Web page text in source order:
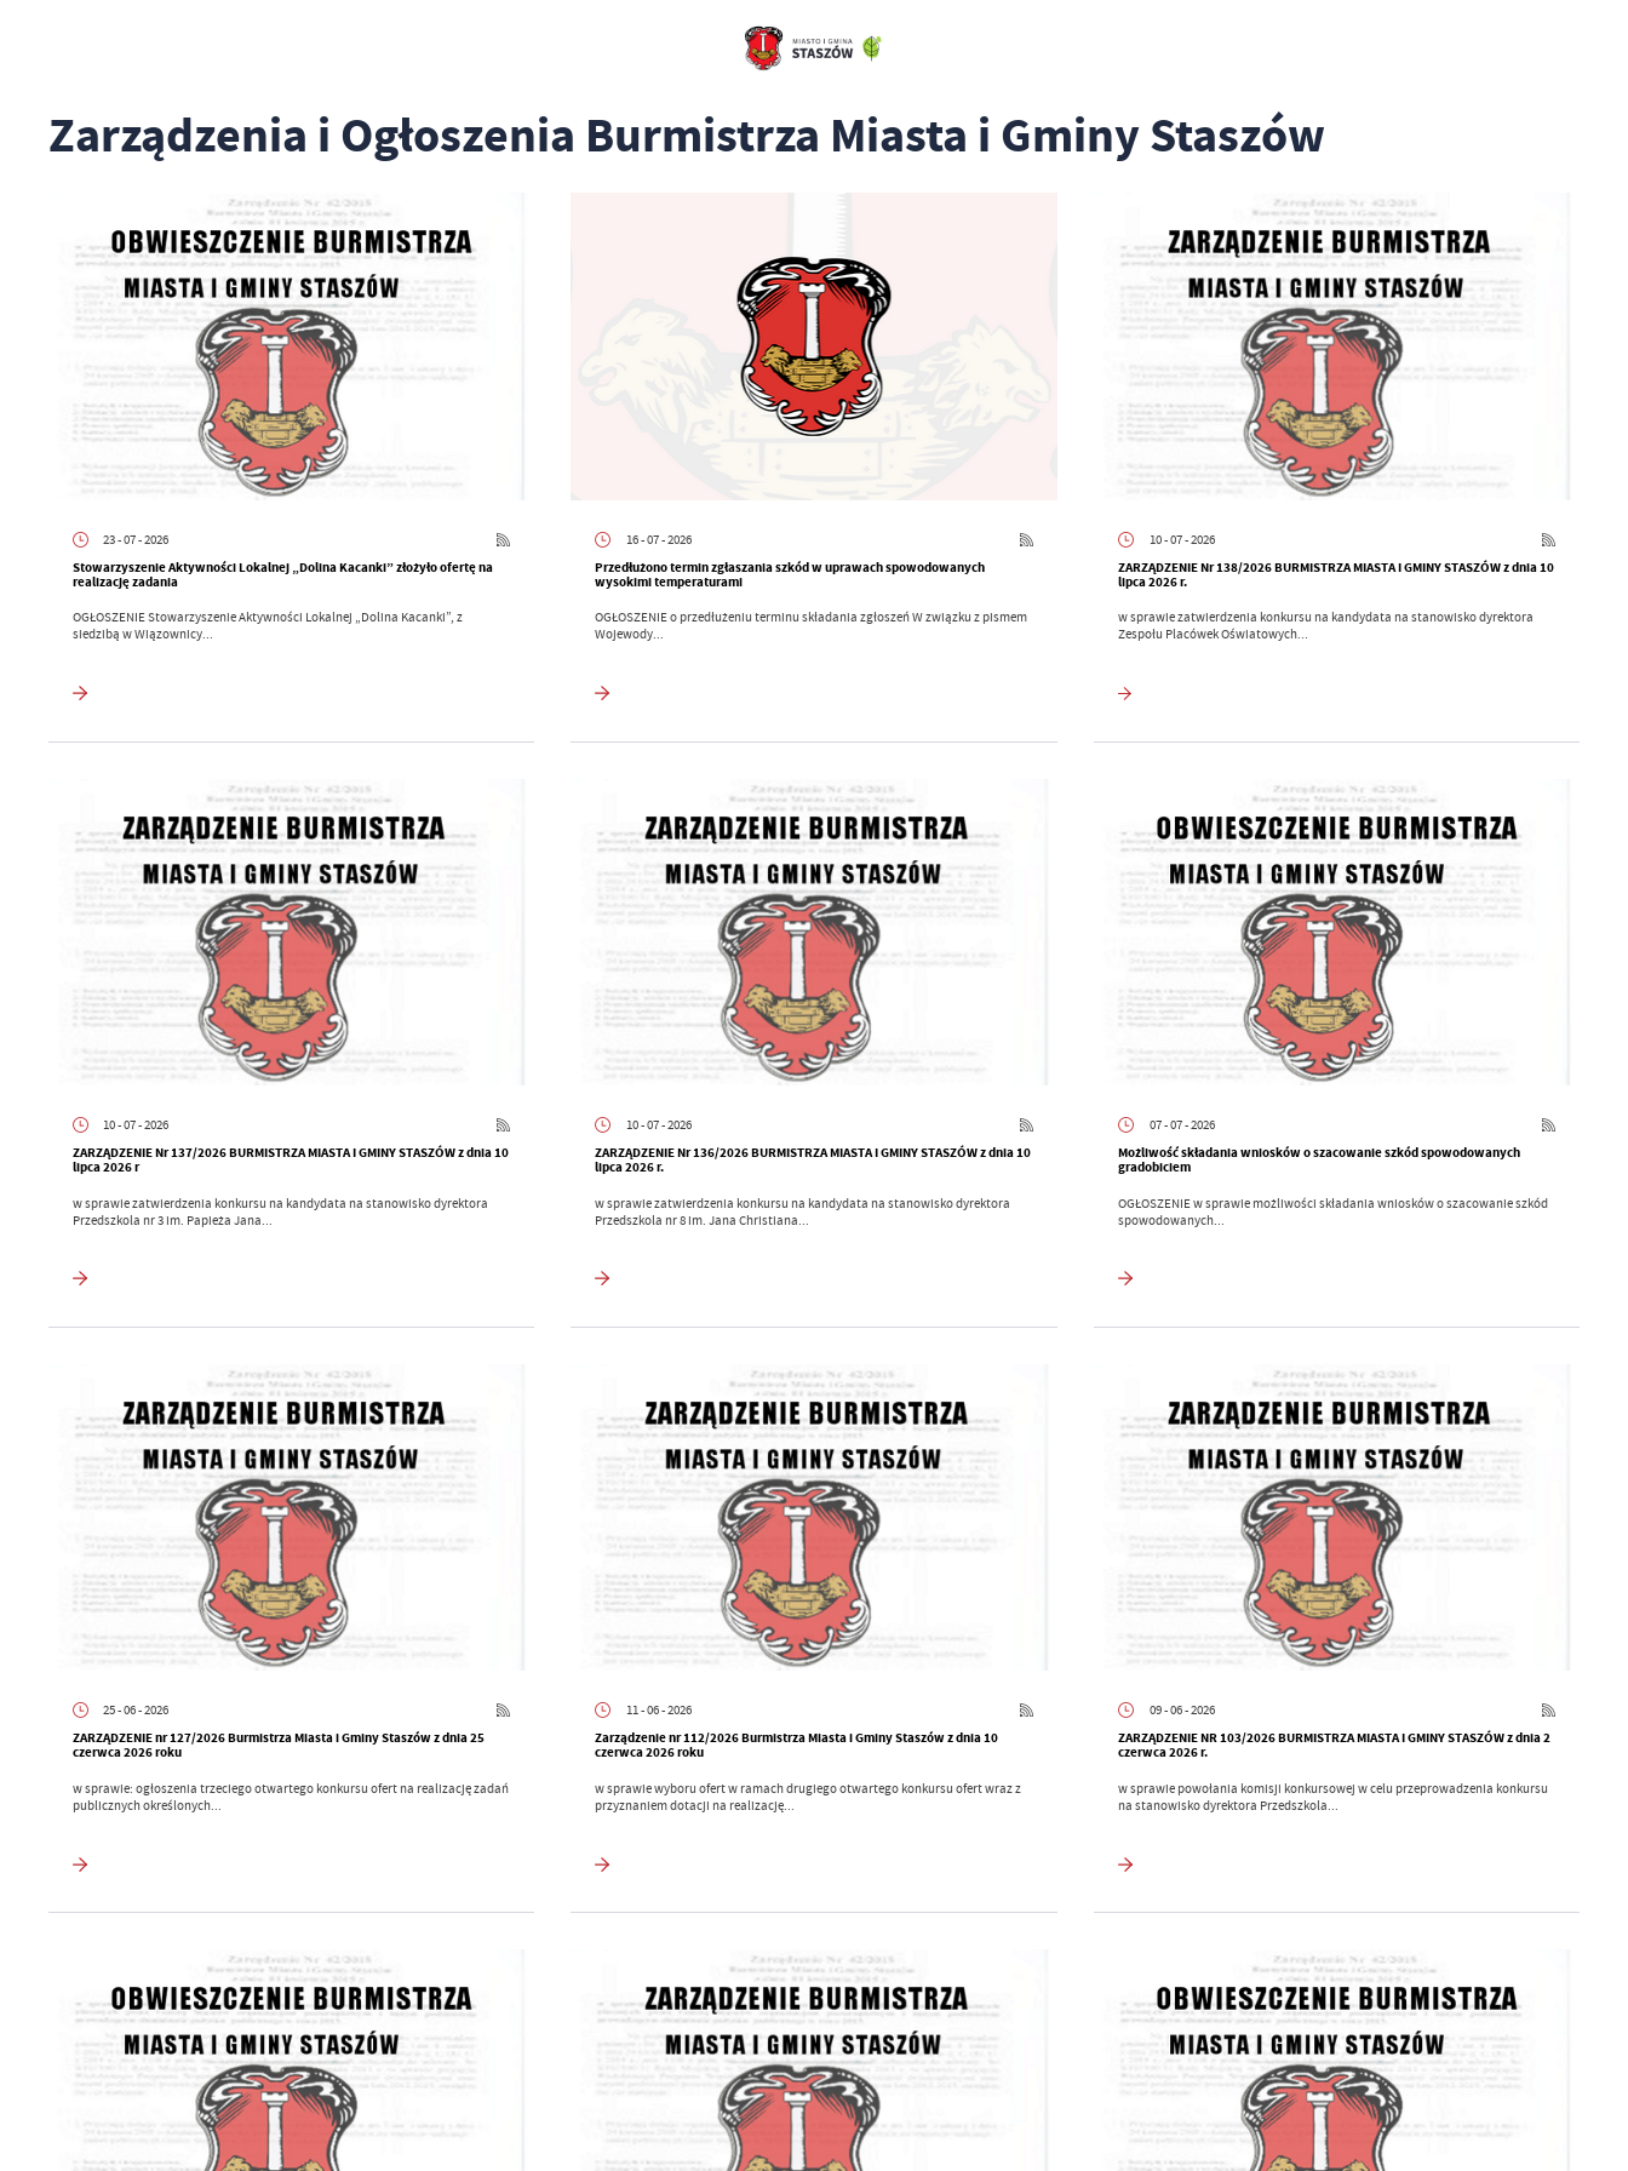
Zarządzenia i Ogłoszenia Burmistrza Miasta i Gminy Staszów
23 - 07 - 2026
Stowarzyszenie Aktywności Lokalnej „Dolina Kacanki” złożyło ofertę na
realizację zadania
OGŁOSZENIE Stowarzyszenie Aktywności Lokalnej „Dolina Kacanki”, z
siedzibą w Wiązownicy...
16 - 07 - 2026
Przedłużono termin zgłaszania szkód w uprawach spowodowanych
wysokimi temperaturami
OGŁOSZENIE o przedłużeniu terminu składania zgłoszeń W związku z pismem
Wojewody...
10 - 07 - 2026
ZARZĄDZENIE Nr 138/2026 BURMISTRZA MIASTA I GMINY STASZÓW z dnia 10
lipca 2026 r.
w sprawie zatwierdzenia konkursu na kandydata na stanowisko dyrektora
Zespołu Placówek Oświatowych...
10 - 07 - 2026
ZARZĄDZENIE Nr 137/2026 BURMISTRZA MIASTA I GMINY STASZÓW z dnia 10
lipca 2026 r
w sprawie zatwierdzenia konkursu na kandydata na stanowisko dyrektora
Przedszkola nr 3 im. Papieża Jana...
10 - 07 - 2026
ZARZĄDZENIE Nr 136/2026 BURMISTRZA MIASTA I GMINY STASZÓW z dnia 10
lipca 2026 r.
w sprawie zatwierdzenia konkursu na kandydata na stanowisko dyrektora
Przedszkola nr 8 im. Jana Christiana...
07 - 07 - 2026
Możliwość składania wniosków o szacowanie szkód spowodowanych
gradobiciem
OGŁOSZENIE w sprawie możliwości składania wniosków o szacowanie szkód
spowodowanych...
25 - 06 - 2026
ZARZĄDZENIE nr 127/2026 Burmistrza Miasta i Gminy Staszów z dnia 25
czerwca 2026 roku
w sprawie: ogłoszenia trzeciego otwartego konkursu ofert na realizację zadań
publicznych określonych...
11 - 06 - 2026
Zarządzenie nr 112/2026 Burmistrza Miasta i Gminy Staszów z dnia 10
czerwca 2026 roku
w sprawie wyboru ofert w ramach drugiego otwartego konkursu ofert wraz z
przyznaniem dotacji na realizację...
09 - 06 - 2026
ZARZĄDZENIE NR 103/2026 BURMISTRZA MIASTA I GMINY STASZÓW z dnia 2
czerwca 2026 r.
w sprawie powołania komisji konkursowej w celu przeprowadzenia konkursu
na stanowisko dyrektora Przedszkola...